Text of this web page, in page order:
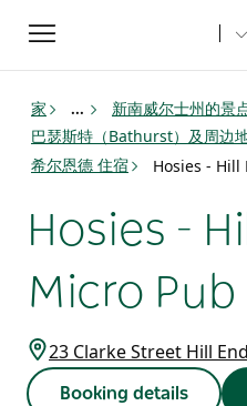
Toggle
navigation
家 ... 新南威尔士州的景
巴瑟斯特（Bathurst）及周边
希尔恩德 住宿
Hosies - Hill
Hosies -
Micro Pub
23 Clarke Street Hill
Booking details